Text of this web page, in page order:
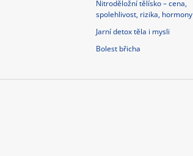
Nitroděložní tělísko – cena,
spolehlivost, rizika, hormony
Jarní detox těla i mysli
Bolest břicha